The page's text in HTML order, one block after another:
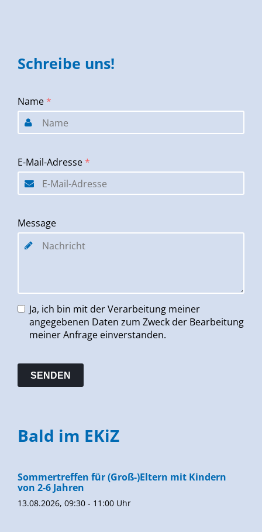
Schreibe uns!
Name *
E-Mail-Adresse *
Message
Ja, ich bin mit der Verarbeitung meiner
angegebenen Daten zum Zweck der Bearbeitung
meiner Anfrage einverstanden.
Bald im EKiZ
Sommertreffen für (Groß-)Eltern mit Kindern
von 2-6 Jahren
13.08.2026, 09:30 - 11:00 Uhr